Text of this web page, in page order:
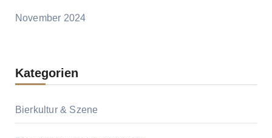
November 2024
Kategorien
Bierkultur & Szene